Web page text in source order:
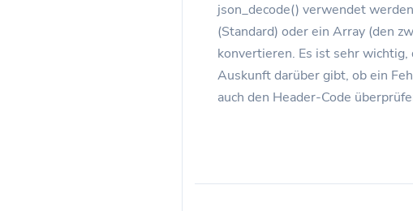
json_decode() verwendet
(Standard) oder ein Array (den
konvertieren. Es ist sehr
Auskunft darüber gibt, ob ein
auch den Header-Code